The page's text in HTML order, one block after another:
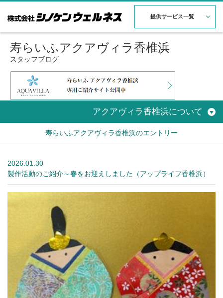
提供サービス一覧
寿らいふアクアヴィラ香椎浜
スタッフブログ
アクアヴィラ香椎浜について
寿らいふアクアヴィラ香椎浜のエントリー
2026.01.30
製作活動のご紹介～春をお迎えしました（アップライフ香椎浜）